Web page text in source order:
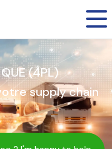
(4PL)
supply chain